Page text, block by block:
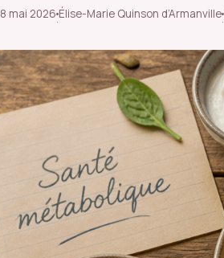
8 mai 2026
·
Élise-Marie Quinson d’Armanville
·